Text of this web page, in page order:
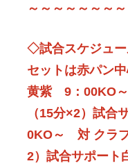
～～～～～～～
◇試合スケジュー
セットは赤パン
黄紫 9：00KO
（15分×2）試
0KO～ 対 クラ
2）試合サポー